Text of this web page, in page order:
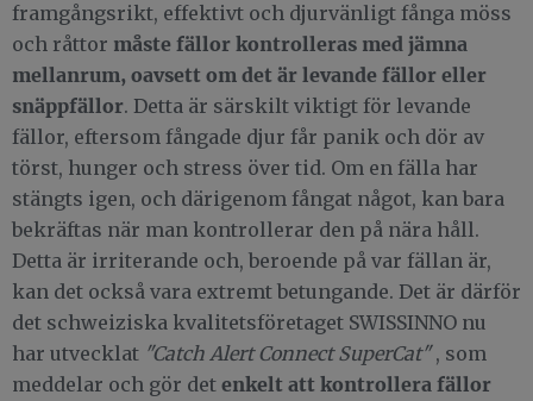
framgångsrikt, effektivt och djurvänligt fånga möss
och råttor måste fällor kontrolleras med jämna
mellanrum, oavsett om det är levande fällor eller
snäppfällor. Detta är särskilt viktigt för levande
fällor, eftersom fångade djur får panik och dör av
törst, hunger och stress över tid. Om en fälla har
stängts igen, och därigenom fångat något, kan bara
bekräftas när man kontrollerar den på nära håll.
Detta är irriterande och, beroende på var fällan är,
kan det också vara extremt betungande. Det är därför
det schweiziska kvalitetsföretaget SWISSINNO nu
har utvecklat "Catch Alert Connect SuperCat", som
meddelar och gör det enkelt att kontrollera fällor